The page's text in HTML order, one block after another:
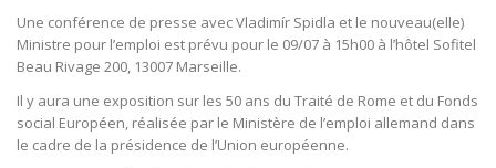
Une conférence de presse avec Vladimír Spidla et le nouveau(elle)
Ministre pour l’emploi est prévu pour le 09/07 à 15h00 à l’hôtel Sofitel
Beau Rivage 200, 13007 Marseille.
Il y aura une exposition sur les 50 ans du Traité de Rome et du Fonds
social Européen, réalisée par le Ministère de l’emploi allemand dans
le cadre de la présidence de l’Union européenne.